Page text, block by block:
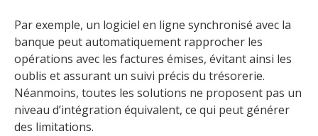
Par exemple, un logiciel en ligne synchronisé avec la
banque peut automatiquement rapprocher les
opérations avec les factures émises, évitant ainsi les
oublis et assurant un suivi précis du trésorerie.
Néanmoins, toutes les solutions ne proposent pas un
niveau d’intégration équivalent, ce qui peut générer
des limitations.